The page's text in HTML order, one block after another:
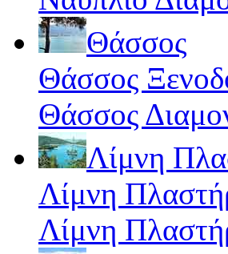
Θάσσος
Θάσσος
Θάσσος
Λίμνη
Λίμνη
Λίμνη